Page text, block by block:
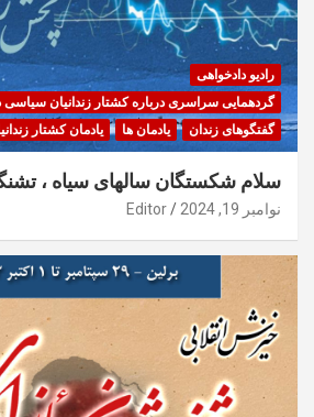
رادیو دادخواهی
گردهمایی سراسری درباره کشتار زندانیان سیاسی
گفتگوهای زندان
یادمان ها یادمان کشتار
سلام شکستگان سالهای سیاه ،
نوامبر 19, 2024 Editor